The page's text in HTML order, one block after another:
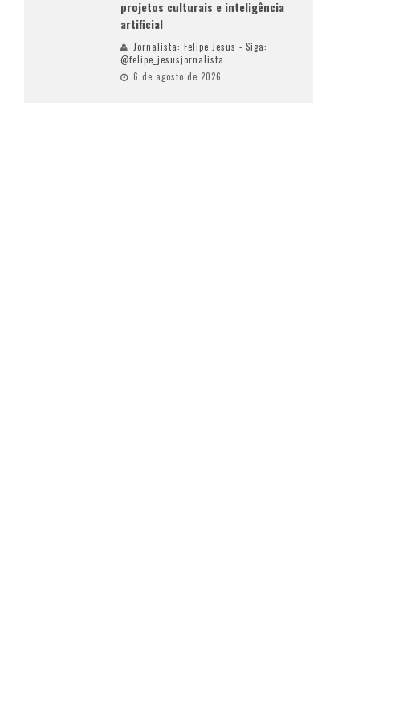
projetos culturais e inteligência
artificial
Jornalista: Felipe Jesus - Siga:
@felipe_jesusjornalista
6 de agosto de 2026